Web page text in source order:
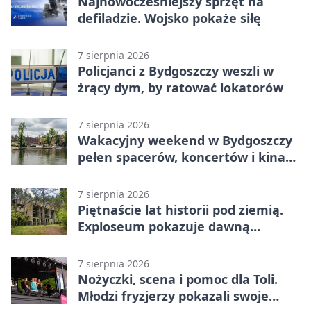
defiladzie. Wojsko pokaże siłę
7 sierpnia 2026
Policjanci z Bydgoszczy weszli w
żrący dym, by ratować lokatorów
7 sierpnia 2026
Wakacyjny weekend w Bydgoszczy
pełen spacerów, koncertów i kina
7 sierpnia 2026
Piętnaście lat historii pod ziemią.
Exploseum pokazuje dawną
7 sierpnia 2026
Nożyczki, scena i pomoc dla Toli.
Młodzi fryzjerzy pokazali swoje